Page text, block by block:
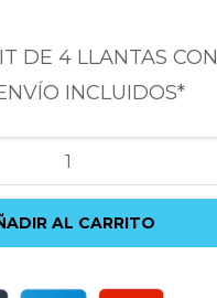
DE 4 LLANTAS CON
INCLUIDOS*
AL CARRITO